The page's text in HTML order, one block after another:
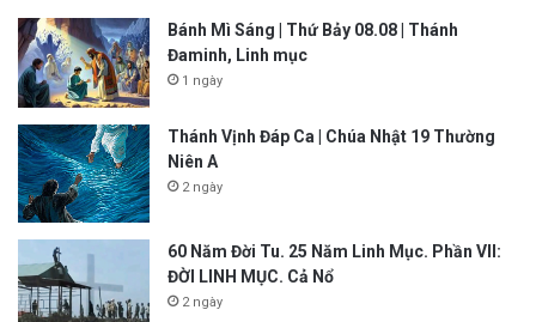
Bánh Mì Sáng | Thứ Bảy 08.08 | Thánh
Đaminh, Linh mục
1 ngày
Thánh Vịnh Đáp Ca | Chúa Nhật 19 Thường
Niên A
2 ngày
60 Năm Đời Tu. 25 Năm Linh Mục. Phần VII:
ĐỜI LINH MỤC. Cả Nổ
2 ngày